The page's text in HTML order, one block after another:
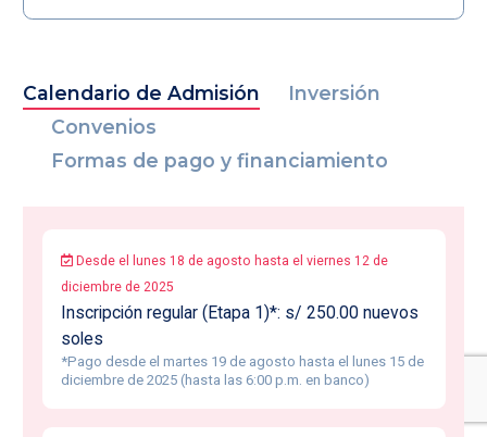
Calendario de Admisión
Inversión
Convenios
Formas de pago y financiamiento
Desde el lunes 18 de agosto hasta el viernes 12 de
diciembre de 2025
Inscripción regular (Etapa 1)*: s/ 250.00 nuevos
soles
*Pago desde el martes 19 de agosto hasta el lunes 15 de
diciembre de 2025 (hasta las 6:00 p.m. en banco)